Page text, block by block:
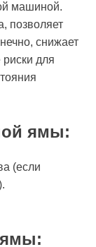
машиной.
позволяет
снижает
риски для
ямы:
(если
ямы: